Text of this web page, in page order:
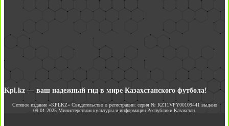
Kpl.kz — ваш надежный гид в мире Казахстанского футбола!
Сетевое издание «KPLKZ» Свидетельство о регистрации: серия № KZ11VPY00109441 выдано
09.01.2025 Министерством культуры и информации Республики Казахстан.